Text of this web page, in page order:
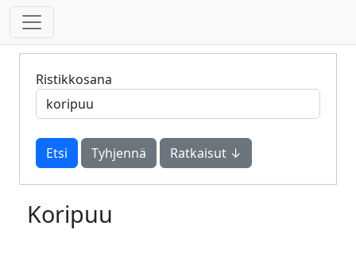
Ristikkosana
Tyhjennä Ratkaisut ↓
Koripuu